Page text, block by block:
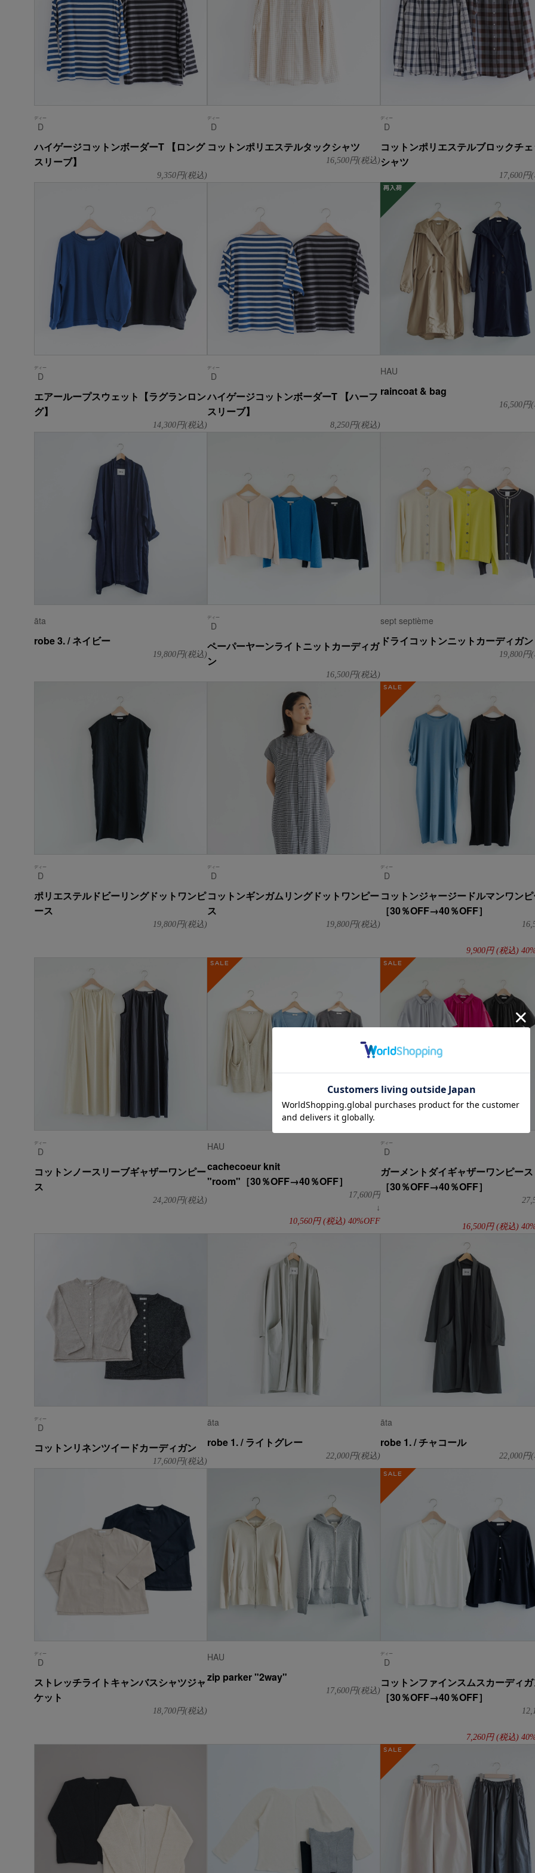
D
ディー
ハイゲージコットンボーダーT 【ロング
スリーブ】
9,350円(税込)
D
ディー
コットンポリエステルタックシャツ
16,500円(税込)
D
ディー
コットンポリエステルブロックチ
シャツ
17,600円
D
ディー
エアーループスウェット【ラグランロン
グ】
14,300円(税込)
D
ディー
ハイゲージコットンボーダーT 【ハーフ
スリーブ】
8,250円(税込)
HAU
raincoat & bag
16,500円
āta
robe 3. / ネイビー
19,800円(税込)
D
ディー
ペーパーヤーンライトニットカーディガ
ン
16,500円(税込)
sept septième
ドライコットンニットカーディガン
19,800円
D
ディー
ポリエステルドビーリングドットワンピ
ース
19,800円(税込)
D
ディー
コットンギンガムリングドットワンピー
ス
19,800円(税込)
D
ディー
コットンジャージードルマンワン
［30％OFF→40％OFF］
9,900円 (税込)
D
ディー
コットンノースリーブギャザーワンピー
ス
24,200円(税込)
HAU
cachecoeur knit
"room"［30％OFF→40％OFF］
17,600円
↓
10,560円 (税込) 40%OFF
D
ディー
ガーメントダイギャザーワンピース
［30％OFF→40％OFF］
16,500円 (税込)
D
ディー
コットンリネンツイードカーディガン
17,600円(税込)
āta
robe 1. / ライトグレー
22,000円(税込)
āta
robe 1. / チャコール
22,000円
D
ディー
ストレッチライトキャンバスシャツジャ
ケット
18,700円(税込)
HAU
zip parker "2way"
17,600円(税込)
D
ディー
コットンファインスムスカーディ
［30％OFF→40％OFF］
7,260円 (税込)